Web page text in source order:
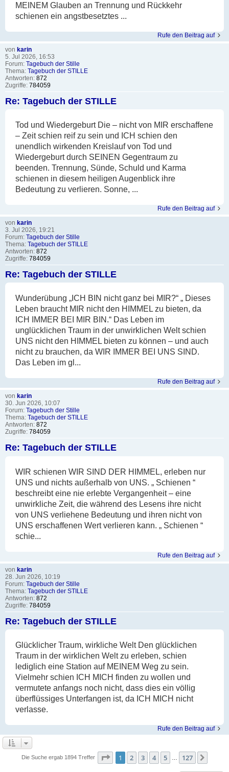
MEINEM Glauben an Trennung und Rückkehr
schienen ein angstbesetztes ...
Rufe den Beitrag auf
von karin
5. Jul 2026, 16:53
Forum: Tagebuch der Stille
Thema: Tagebuch der STILLE
Antworten: 872
Zugriffe: 784059
Re: Tagebuch der STILLE
Tod und Wiedergeburt Die – nicht von MIR erschaffene
– Zeit schien reif zu sein und ICH schien den
unendlich wirkenden Kreislauf von Tod und
Wiedergeburt durch SEINEN Gegentraum zu
beenden. Trennung, Sünde, Schuld und Karma
schienen in diesem heiligen Augenblick ihre
Bedeutung zu verlieren. Sonne, ...
Rufe den Beitrag auf
von karin
3. Jul 2026, 19:21
Forum: Tagebuch der Stille
Thema: Tagebuch der STILLE
Antworten: 872
Zugriffe: 784059
Re: Tagebuch der STILLE
Wunderübung „ICH BIN nicht ganz bei MIR?“ „ Dieses
Leben braucht MIR nicht den HIMMEL zu bieten, da
ICH IMMER BEI MIR BIN.“ Das Leben im
unglücklichen Traum in der unwirklichen Welt schien
UNS nicht den HIMMEL bieten zu können – und auch
nicht zu brauchen, da WIR IMMER BEI UNS SIND.
Das Leben im gl...
Rufe den Beitrag auf
von karin
30. Jun 2026, 10:07
Forum: Tagebuch der Stille
Thema: Tagebuch der STILLE
Antworten: 872
Zugriffe: 784059
Re: Tagebuch der STILLE
WIR schienen WIR SIND DER HIMMEL, erleben nur
UNS und nichts außerhalb von UNS. „ Schienen “
beschreibt eine nie erlebte Vergangenheit – eine
unwirkliche Zeit, die während des Lesens ihre nicht
von UNS verliehene Bedeutung und ihren nicht von
UNS erschaffenen Wert verlieren kann. „ Schienen “
schie...
Rufe den Beitrag auf
von karin
28. Jun 2026, 10:19
Forum: Tagebuch der Stille
Thema: Tagebuch der STILLE
Antworten: 872
Zugriffe: 784059
Re: Tagebuch der STILLE
Glücklicher Traum, wirkliche Welt Den glücklichen
Traum in der wirklichen Welt zu erleben, schien
lediglich eine Station auf MEINEM Weg zu sein.
Vielmehr schien ICH MICH finden zu wollen und
vermutete anfangs noch nicht, dass dies ein völlig
überflüssiges Unterfangen ist, da ICH MICH nicht
verlasse.
Rufe den Beitrag auf
Die Suche ergab 1894 Treffer Seite 1von 127
1 2 3 4 5 127